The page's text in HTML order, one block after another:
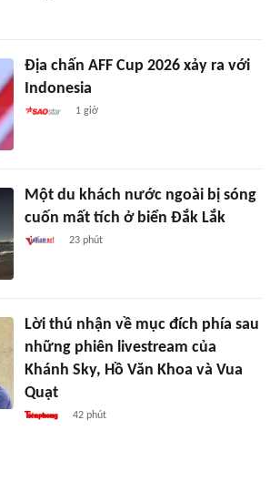
Địa chấn AFF Cup 2026 xảy ra với
Indonesia
1 giờ
Một du khách nước ngoài bị sóng
cuốn mất tích ở biển Đắk Lắk
23 phút
Lời thú nhận về mục đích phía sau
những phiên livestream của
Khánh Sky, Hồ Văn Khoa và Vua
Quạt
42 phút